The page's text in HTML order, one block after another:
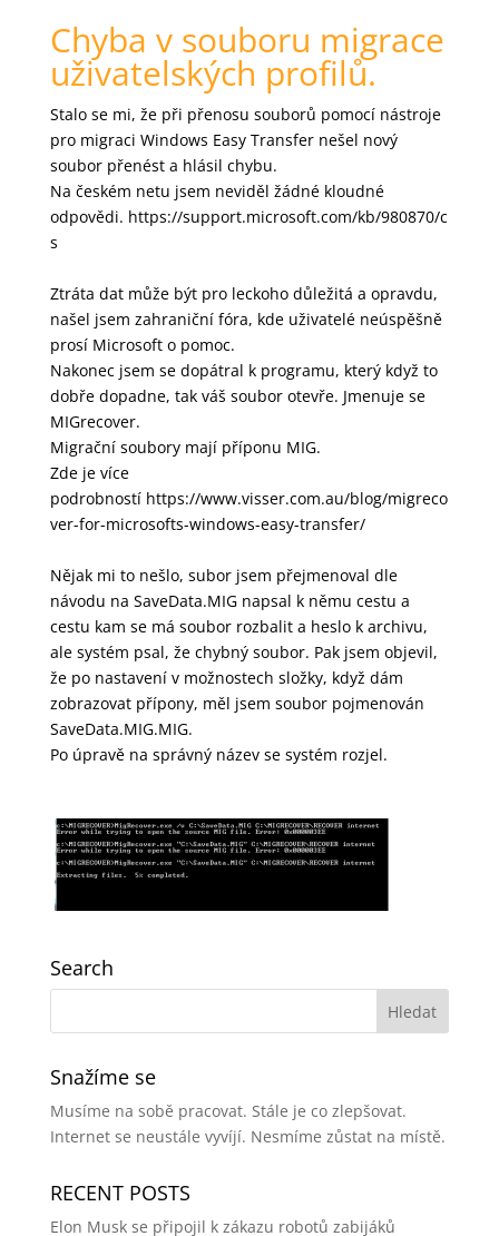
Chyba v souboru migrace
uživatelských profilů.
Stalo se mi, že při přenosu souborů pomocí nástroje
pro migraci Windows Easy Transfer nešel nový
soubor přenést a hlásil chybu.
Na českém netu jsem neviděl žádné kloudné
odpovědi. https://support.microsoft.com/kb/980870/c
s
Ztráta dat může být pro leckoho důležitá a opravdu,
našel jsem zahraniční fóra, kde uživatelé neúspěšně
prosí Microsoft o pomoc.
Nakonec jsem se dopátral k programu, který když to
dobře dopadne, tak váš soubor otevře. Jmenuje se
MIGrecover.
Migrační soubory mají příponu MIG.
Zde je více
podrobností https://www.visser.com.au/blog/migreco
ver-for-microsofts-windows-easy-transfer/
Nějak mi to nešlo, subor jsem přejmenoval dle
návodu na SaveData.MIG napsal k němu cestu a
cestu kam se má soubor rozbalit a heslo k archivu,
ale systém psal, že chybný soubor. Pak jsem objevil,
že po nastavení v možnostech složky, když dám
zobrazovat přípony, měl jsem soubor pojmenován
SaveData.MIG.MIG.
Po úpravě na správný název se systém rozjel.
Search
Snažíme se
Musíme na sobě pracovat. Stále je co zlepšovat.
Internet se neustále vyvíjí. Nesmíme zůstat na místě.
RECENT POSTS
Elon Musk se připojil k zákazu robotů zabijáků